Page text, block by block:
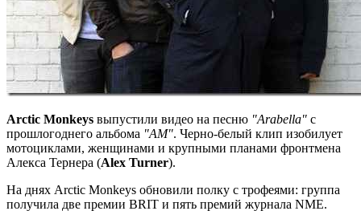
Arctic Monkeys выпустили видео на песню "Arabella" с
прошлогоднего альбома "AM". Черно-белый клип изобилует
мотоциклами, женщинами и крупными планами фронтмена
Алекса Тернера (Alex Turner).
На днях Arctic Monkeys обновили полку с трофеями: группа
получила две премии BRIT и пять премий журнала NME.